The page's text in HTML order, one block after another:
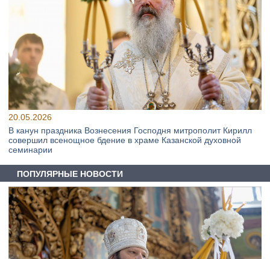
20.05.2026
В канун праздника Вознесения Господня митрополит Кирилл
совершил всенощное бдение в храме Казанской духовной
семинарии
ПОПУЛЯРНЫЕ НОВОСТИ